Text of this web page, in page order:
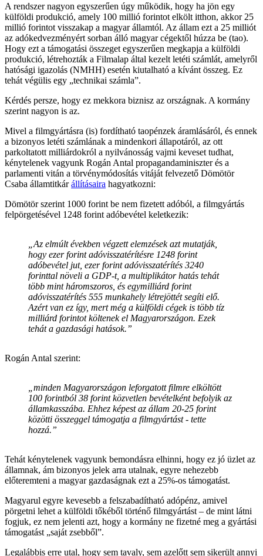
A rendszer nagyon egyszerűen úgy működik, hogy ha jön egy
külföldi produkció, amely 100 millió forintot elkölt itthon, akkor 25
millió forintot visszakap a magyar államtól. Az állam ezt a 25 milliót
az adókedvezményért sorban álló magyar cégektől húzza be (tao).
Hogy ezt a támogatási összeget egyszerűen megkapja a külföldi
produkció, létrehozták a Filmalap által kezelt letéti számlát, amelyről
hatósági igazolás (NMHH) esetén kiutalható a kívánt összeg. Ez
tehát végülis egy „technikai számla”.
Kérdés persze, hogy ez mekkora biznisz az országnak. A kormány
szerint nagyon is az.
Mivel a filmgyártásra (is) fordítható taopénzek áramlásáról, és ennek
a bizonyos letéti számlának a mindenkori állapotáról, az ott
parkoltatott milliárdokról a nyilvánosság vajmi keveset tudhat,
kénytelenek vagyunk Rogán Antal propagandaminiszter és a
parlamenti vitán a törvénymódosítás vitáját felvezető Dömötör
Csaba államtitkárállításaira hagyatkozni:
Dömötör szerint 1000 forint be nem fizetett adóból, a filmgyártás
felpörgetésével 1248 forint adóbevétel keletkezik:
„Az elmúlt években végzett elemzések azt mutatják,
hogy ezer forint adóvisszatérítésre 1248 forint
adóbevétel jut, ezer forint adóvisszatérítés 3240
forinttal növeli a GDP‑t, a multiplikátor hatás tehát
több mint háromszoros, és egymilliárd forint
adóvisszatérítés 555 munkahely létrejöttét segíti elő.
Azért van ez így, mert még a külföldi cégek is több tíz
milliárd forintot költenek el Magyarországon. Ezek
tehát a gazdasági hatások.”
Rogán Antal szerint:
„minden Magyarországon leforgatott filmre elköltött
100 forintból 38 forint közvetlen bevételként befolyik az
államkasszába. Ehhez képest az állam 20-25 forint
közötti összeggel támogatja a filmgyártást - tette
hozzá.”
Tehát kénytelenek vagyunk bemondásra elhinni, hogy ez jó üzlet az
államnak, ám bizonyos jelek arra utalnak, egyre nehezebb
előteremteni a magyar gazdaságnak ezt a 25%-os támogatást.
Magyarul egyre kevesebb a felszabadítható adópénz, amivel
pörgetni lehet a külföldi tőkéből történő filmgyártást – de mint látni
fogjuk, ez nem jelenti azt, hogy a kormány ne fizetné meg a gyártási
támogatást „saját zsebből”.
Legalábbis erre utal, hogy sem tavaly, sem azelőtt sem sikerült annyi